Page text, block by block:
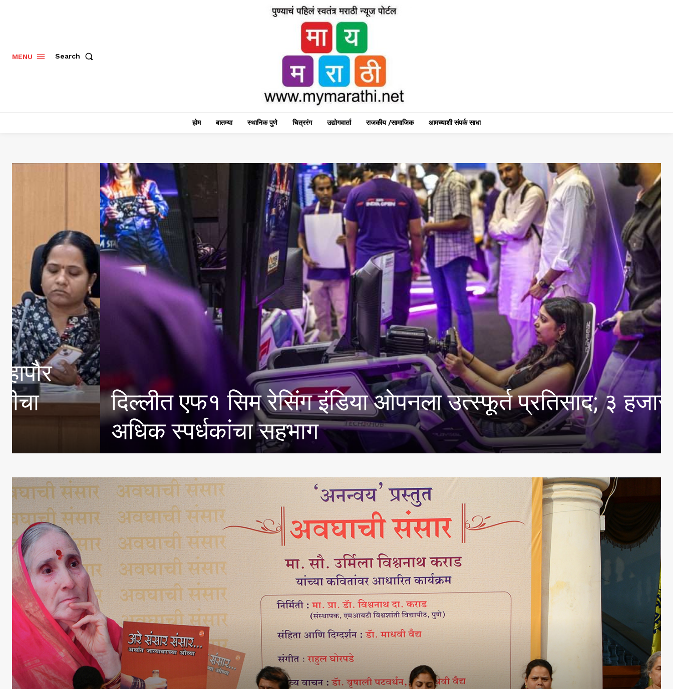
MENU Search
होम बातम्या स्थानिक पुणे चित्ररंग उद्योगवार्ता राजकीय /सामाजिक आमच्याशी संपर्क साधा
प्राचार्य डॉ.सुधाकरराव जाधवर करंडक राज्यस्तरीय आंतरमहाविद्यालयीन
विविध गुणदर्शन तीन दिवसीय स्पर्धा पुण्यात